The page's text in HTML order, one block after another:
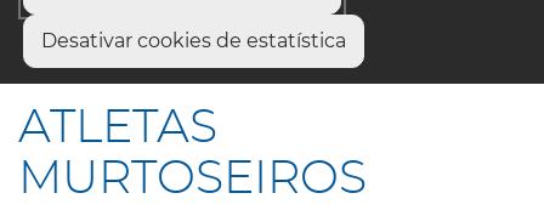
Desativar cookies de estatística
Início
ATLETAS MURTOSEIROS
ATLETAS
MURTOSEIROS